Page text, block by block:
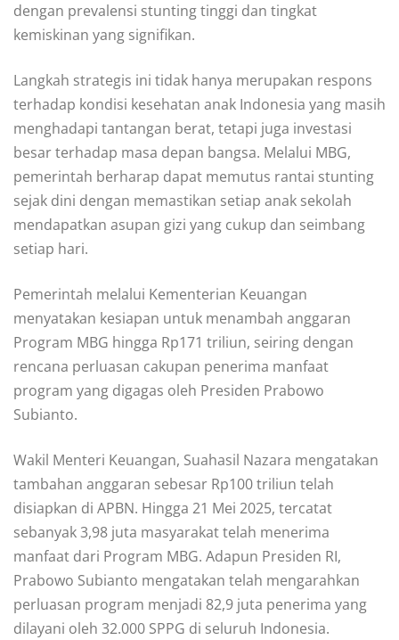
dengan prevalensi stunting tinggi dan tingkat
kemiskinan yang signifikan.
Langkah strategis ini tidak hanya merupakan respons
terhadap kondisi kesehatan anak Indonesia yang masih
menghadapi tantangan berat, tetapi juga investasi
besar terhadap masa depan bangsa. Melalui MBG,
pemerintah berharap dapat memutus rantai stunting
sejak dini dengan memastikan setiap anak sekolah
mendapatkan asupan gizi yang cukup dan seimbang
setiap hari.
Pemerintah melalui Kementerian Keuangan
menyatakan kesiapan untuk menambah anggaran
Program MBG hingga Rp171 triliun, seiring dengan
rencana perluasan cakupan penerima manfaat
program yang digagas oleh Presiden Prabowo
Subianto.
Wakil Menteri Keuangan, Suahasil Nazara mengatakan
tambahan anggaran sebesar Rp100 triliun telah
disiapkan di APBN. Hingga 21 Mei 2025, tercatat
sebanyak 3,98 juta masyarakat telah menerima
manfaat dari Program MBG. Adapun Presiden RI,
Prabowo Subianto mengatakan telah mengarahkan
perluasan program menjadi 82,9 juta penerima yang
dilayani oleh 32.000 SPPG di seluruh Indonesia.